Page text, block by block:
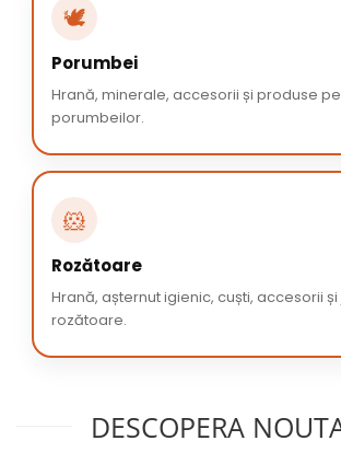
🕊️
Porumbei
Hrană, minerale, accesorii și produse
porumbeilor.
🐹
Rozătoare
Hrană, așternut igienic, cuști, accesorii
rozătoare.
DESCOPERA